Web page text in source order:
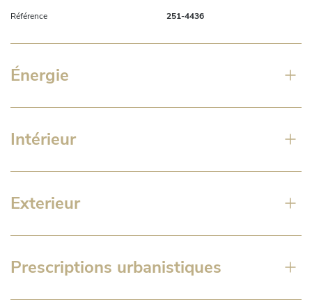
Référence
251-4436
Énergie
Intérieur
Exterieur
Prescriptions urbanistiques